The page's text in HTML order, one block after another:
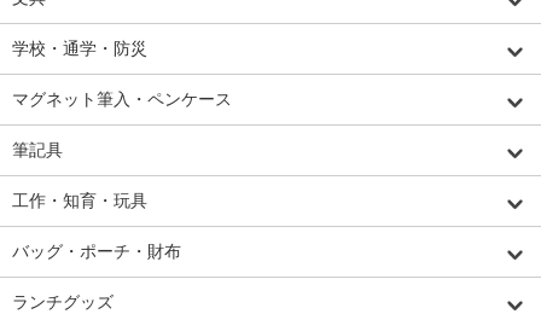
学校・通学・防災
マグネット筆入・ペンケース
筆記具
工作・知育・玩具
バッグ・ポーチ・財布
ランチグッズ